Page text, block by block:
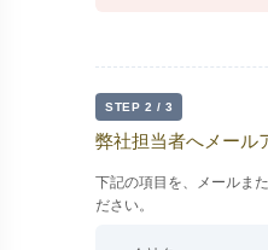
STEP 2 / 3
弊社担当者へメール
下記の項目を、メールま
ださい。